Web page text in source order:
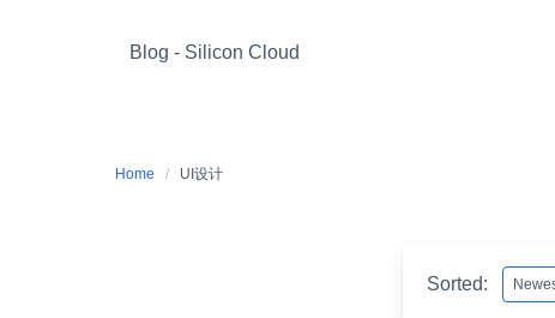
Blog - Silicon Cloud
Home UI设计
Sorted: